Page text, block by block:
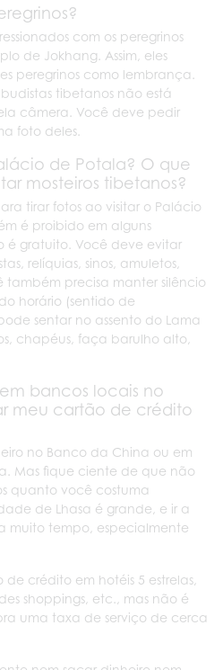
com os peregrinos
de Jokhang. Assim, eles
peregrinos como lembrança.
tibetanos não está
câmera. Você deve pedir
foto deles.
de Potala? O que
mosteiros tibetanos?
tirar fotos ao visitar o Palácio
é proibido em alguns
é gratuito. Você deve evitar
relíquias, sinos, amuletos,
também precisa manter silêncio
horário (sentido de
sentar no assento do Lama
chapéus, faça barulho alto,
bancos locais no
meu cartão de crédito
no Banco da China ou em
Mas fique ciente de que não
quanto você costuma
de Lhasa é grande, e ir a
muito tempo, especialmente
crédito em hotéis 5 estrelas,
shoppings, etc., mas não é
uma taxa de serviço de cerca